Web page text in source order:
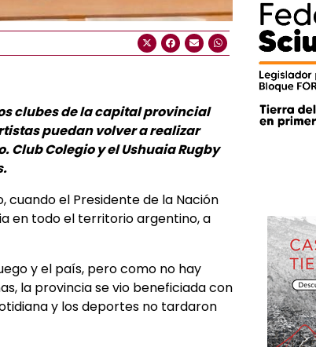
clubes de la capital provincial
puedan volver a realizar
Colegio y el Ushuaia Rugby
cuando el Presidente de la Nación
en todo el territorio argentino, a
y el país, pero como no hay
la provincia se vio beneficiada con
y los deportes no tardaron